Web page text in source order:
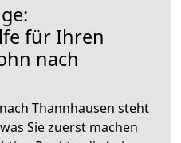
für Ihren
nach
Thannhausen steht
Sie zuerst machen